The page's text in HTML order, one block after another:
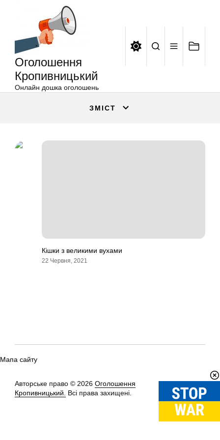
Оголошення
Кропивницький
Онлайн дошка оголошень
ЗМІСТ
Кішки з великими вухами
22 Червня, 2021
Мапа сайту
Авторське право © 2026 Оголошення
Кропивницький.
Всі права захищені.
Вгору↑